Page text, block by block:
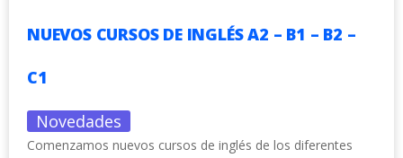
NUEVOS CURSOS DE INGLÉS A2 – B1 – B2 –
C1
Novedades
Comenzamos nuevos cursos de inglés de los diferentes